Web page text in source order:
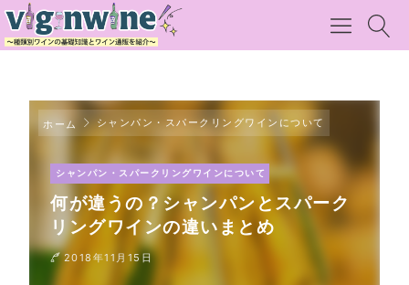
ホーム シャンパン・スパークリングワインについて
シャンパン・スパークリングワインについて
何が違うの？シャンパンとスパーク
リングワインの違いまとめ
2018年11月15日